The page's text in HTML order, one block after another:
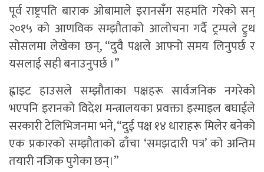
पूर्व राष्ट्रपति बाराक ओबामाले इरानसँग सहमति गरेको सन्
२०१५ को आणविक सम्झौताको आलोचना गर्दै ट्रम्पले ट्रुथ
सोसलमा लेखेका छन्, “दुवै पक्षले आफ्नो समय लिनुपर्छ र
यसलाई सही बनाउनुपर्छ ।”
ह्वाइट हाउसले सम्झौताका पक्षहरू सार्वजनिक नगरेको
भएपनि इरानको विदेश मन्त्रालयका प्रवक्ता इस्माइल बघाईले
सरकारी टेलिभिजनमा भने, “दुई पक्ष १४ धाराहरू मिलेर बनेको
एक प्रकारको सम्झौताको ढाँचा ‘समझदारी पत्र’ को अन्तिम
तयारी नजिक पुगेका छन्।”